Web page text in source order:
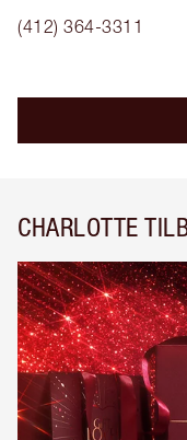
(412) 364-3311
CHARLOTTE